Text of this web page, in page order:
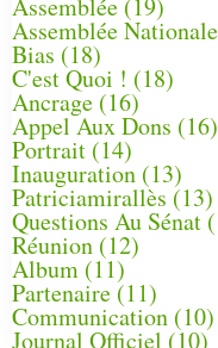
Assemblée Nationale
Bias (18)
C'est Quoi ! (18)
Ancrage (16)
Appel Aux Dons (16)
Portrait (14)
Inauguration (13)
Patriciamirallès (13)
Questions Au Sénat
Réunion (12)
Album (11)
Partenaire(11)
Communication (10)
Journal Officiel (10)